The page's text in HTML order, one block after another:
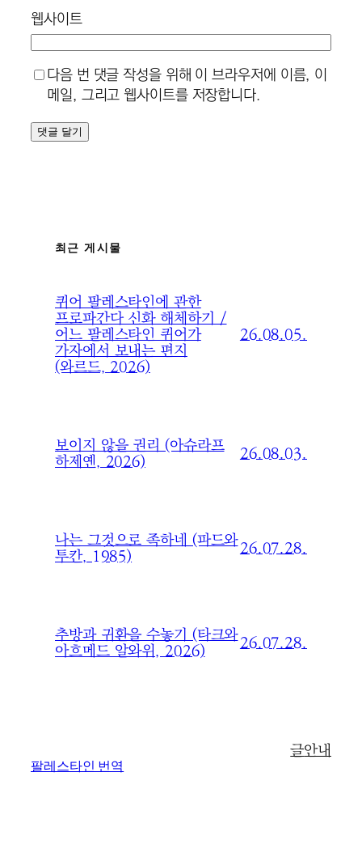
웹사이트
다음 번 댓글 작성을 위해 이 브라우저에 이름, 이
메일, 그리고 웹사이트를 저장합니다.
최근 게시물
퀴어 팔레스타인에 관한
프로파간다 신화 해체하기 /
어느 팔레스타인 퀴어가
가자에서 보내는 편지
(와르드, 2026)
26.08.05.
보이지 않을 권리 (아슈라프
하제옌, 2026) 26.08.03.
나는 그것으로 족하네 (파드와
투칸, 1985) 26.07.28.
추방과 귀환을 수놓기 (타크와
아흐메드 알와위, 2026) 26.07.28.
팔레스타인 번역
글안내